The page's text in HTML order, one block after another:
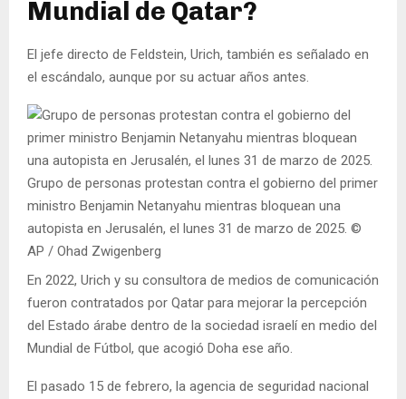
Mundial de Qatar?
El jefe directo de Feldstein, Urich, también es señalado en
el escándalo, aunque por su actuar años antes.
Grupo de personas protestan contra el gobierno del primer
ministro Benjamin Netanyahu mientras bloquean una
autopista en Jerusalén, el lunes 31 de marzo de 2025. ©
AP / Ohad Zwigenberg
En 2022, Urich y su consultora de medios de comunicación
fueron contratados por Qatar para mejorar la percepción
del Estado árabe dentro de la sociedad israelí en medio del
Mundial de Fútbol, que acogió Doha ese año.
El pasado 15 de febrero, la agencia de seguridad nacional